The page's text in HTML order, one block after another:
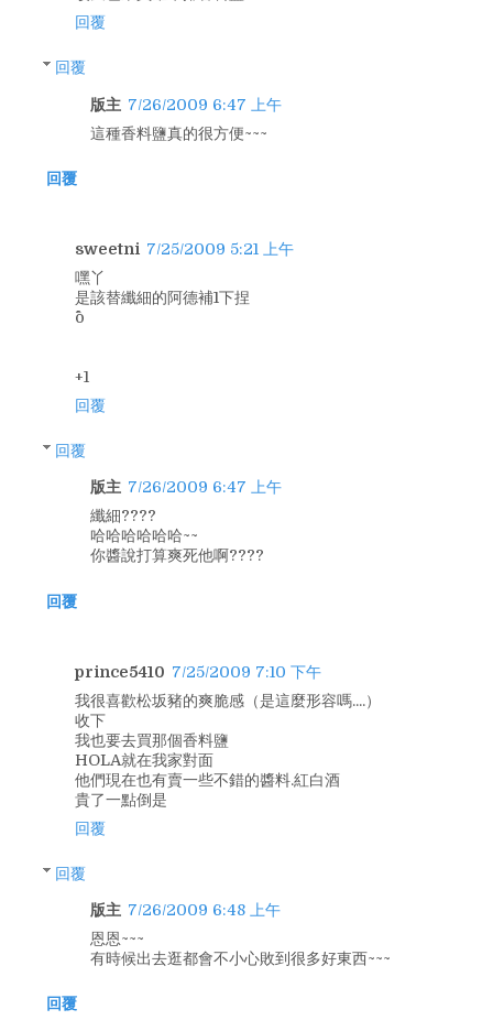
回覆
回覆
版主 7/26/2009 6:47 上午
這種香料鹽真的很方便~~~
回覆
sweetni 7/25/2009 5:21 上午
嘿丫
是該替纖細的阿德補1下捏
^o^
+1
回覆
回覆
版主 7/26/2009 6:47 上午
纖細????
哈哈哈哈哈哈~~
你醬說打算爽死他啊????
回覆
prince5410 7/25/2009 7:10 下午
我很喜歡松坂豬的爽脆感（是這麼形容嗎....）
收下
我也要去買那個香料鹽
HOLA就在我家對面
他們現在也有賣一些不錯的醬料.紅白酒
貴了一點倒是
回覆
回覆
版主 7/26/2009 6:48 上午
恩恩~~~
有時候出去逛都會不小心敗到很多好東西~~~
回覆